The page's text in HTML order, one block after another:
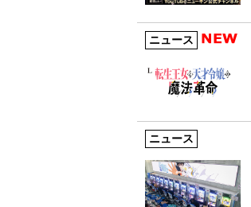
ニュース
ニュース